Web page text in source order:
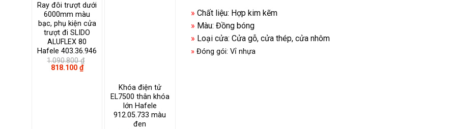
Ray đôi trượt dưới
6000mm màu
bạc, phụ kiện cửa
trượt đi SLIDO
ALUFLEX 80
Hafele 403.36.946
1.090.800₫
Giá
818.100 ₫Giá
hiện
818.100 ₫.
Khóa điện tử
EL7500 thân khóa
lớn Hafele
912.05.733 màu
đen
» Chất liệu: Hợp kim kẽm
» Màu: Đồng bóng
» Loại cửa: Cửa gỗ, cửa thép, cửa nhôm
» Đóng gói: Vỉ nhựa